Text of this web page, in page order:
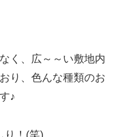
く、広～～い敷地内
り、色んな種類のお
♪
り！(笑)